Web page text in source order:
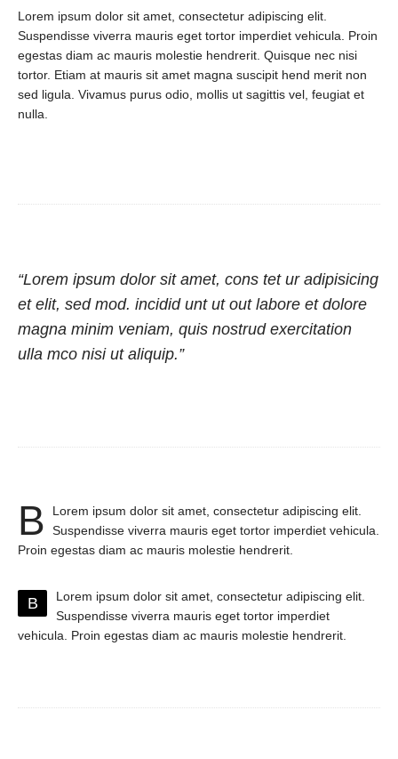
Lorem ipsum dolor sit amet, consectetur adipiscing elit.
Suspendisse viverra mauris eget tortor imperdiet vehicula. Proin
egestas diam ac mauris molestie hendrerit. Quisque nec nisi
tortor. Etiam at mauris sit amet magna suscipit hend merit non
sed ligula. Vivamus purus odio, mollis ut sagittis vel, feugiat et
nulla.
“Lorem ipsum dolor sit amet, cons tet ur adipisicing
et elit, sed mod. incidid unt ut out labore et dolore
magna minim veniam, quis nostrud exercitation
ulla mco nisi ut aliquip.”
B
Lorem ipsum dolor sit amet, consectetur adipiscing elit.
Suspendisse viverra mauris eget tortor imperdiet vehicula.
Proin egestas diam ac mauris molestie hendrerit.
B
Lorem ipsum dolor sit amet, consectetur adipiscing elit.
Suspendisse viverra mauris eget tortor imperdiet
vehicula. Proin egestas diam ac mauris molestie hendrerit.